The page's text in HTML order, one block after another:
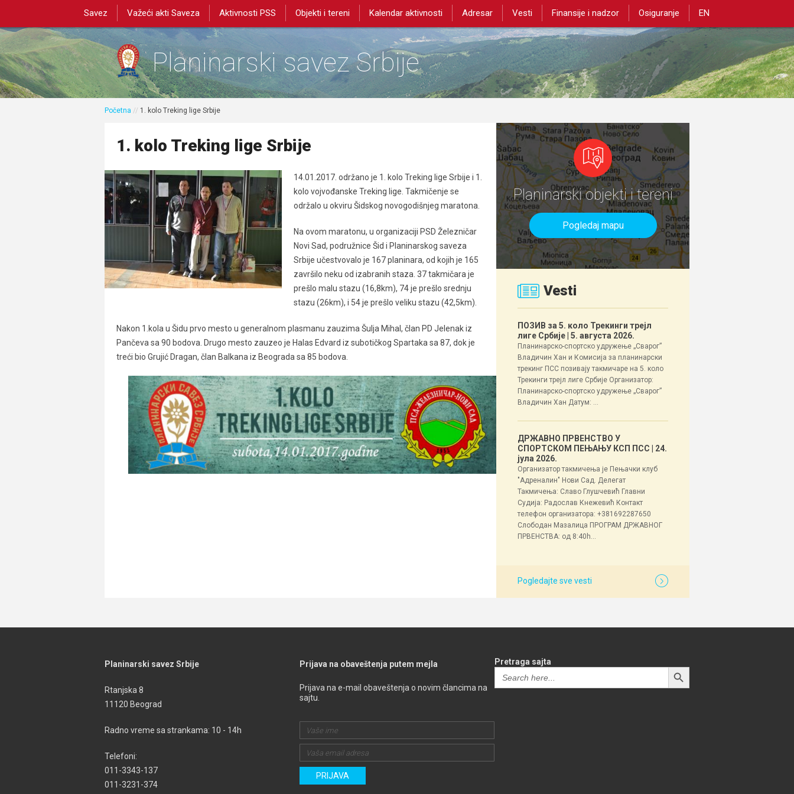
Savez Važeći akti Saveza Aktivnosti PSS Objekti i tereni Kalendar aktivnosti Adresar Vesti Finansije i nadzor Osiguranje EN
Planinarski savez Srbije
Početna // 1. kolo Treking lige Srbije
1. kolo Treking lige Srbije
14.01.2017. održano je 1. kolo Treking lige Srbije i 1.
kolo vojvođanske Treking lige. Takmičenje se
održalo u okviru Šidskog novogodišnjeg maratona.
Na ovom maratonu, u organizaciji PSD Železničar
Novi Sad, podružnice Šid i Planinarskog saveza
Srbije učestvovalo je 167 planinara, od kojih je 165
završilo neku od izabranih staza. 37 takmičara je
prešlo malu stazu (16,8km), 74 je prešlo srednju
stazu (26km), i 54 je prešlo veliku stazu (42,5km).
Nakon 1.kola u Šidu prvo mesto u generalnom plasmanu zauzima Šulja Mihal, član PD Jelenak iz
Pančeva sa 90 bodova. Drugo mesto zauzeo je Halas Edvard iz subotičkog Spartaka sa 87, dok je
treći bio Grujić Dragan, član Balkana iz Beograda sa 85 bodova.
Planinarski objekti i tereni
Pogledaj mapu
Vesti
ПОЗИВ за 5. коло Трекинги трејл
лиге Србије | 5. августа 2026.
Планинарско-спортско удружење „Сварог”
Владичин Хан и Комисија за планинарски
трекинг ПСС позивају такмичаре на 5. коло
Трекинги трејл лиге Србије Организатор:
Планинарско-спортско удружење „Сварог”
Владичин Хан Датум: ...
ДРЖАВНО ПРВЕНСТВО У
СПОРТСКОМ ПЕЊАЊУ КСП ПСС
| 24.
јула 2026.
Организатор такмичења је Пењачки клуб
"Адреналин" Нови Сад. Делегат
Такмичења: Славо Глушчевић Главни
Судија: Радослав Кнежевић Контакт
телефон организатора: +381692287650
Слободан Мазалица ПРОГРАМ ДРЖАВНОГ
ПРВЕНСТВА: од 8:40h...
Pogledajte sve vesti
Planinarski savez Srbije
Rtanjska 8
11120 Beograd
Radno vreme sa strankama: 10 - 14h
Telefoni:
011-3343-137
011-3231-374
Prijava na obaveštenja putem mejla
Prijava na e-mail obaveštenja o novim člancima na
sajtu.
Pretraga sajta
Search
for:
SEARCH BUTTON